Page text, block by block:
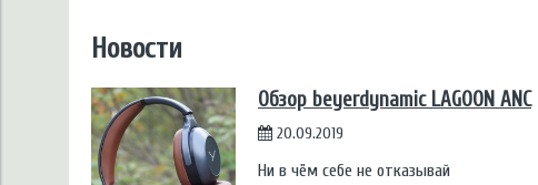
Новости
Обзор beyerdynamic LAGOON ANC
20.09.2019
Ни в чём себе не отказывай